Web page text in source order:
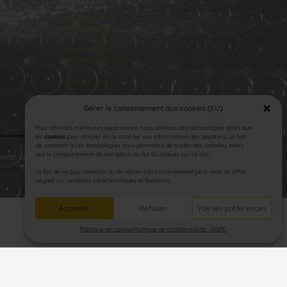
Gérer le consentement aux cookies (EU)
Pour offrir les meilleures expériences, nous utilisons des technologies telles que
les cookies pour stocker et/ou accéder aux informations des appareils. Le fait
de consentir à ces technologies nous permettra de traiter des données telles
que le comportement de navigation ou les ID uniques sur ce site.
Le fait de ne pas consentir ou de retirer son consentement peut avoir un effet
négatif sur certaines caractéristiques et fonctions.
Accepter Refuser Voir les préférences
Politique de cookiesPolitique de confidentialité – RGPD
HORAIRES
lundi : 09:00–16:00
Mardi : 09:00-16:00
Mercredi : 09:00-16:00
Jeudi : 09:00-16:00
Vendredi : 09:00-12:00
Samedi : Fermé
Dimanche : Fermé
WEB3-DESIGN.